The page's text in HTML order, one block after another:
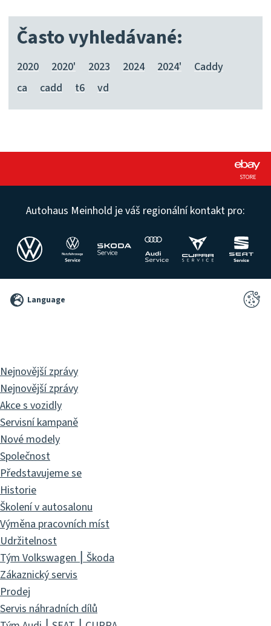
Často vyhledávané:
2020 2020' 2023 2024 2024'
Caddy
ca
cadd t6 vd
STORE
Autohaus Meinhold je váš regionální kontakt pro:
2026 Language
Nejnovější zprávy
Nejnovější zprávy
Akce s vozidly
Servisní kampaně
Nové modely
Společnost
Představujeme se
Historie
Školení v autosalonu
Výměna pracovních míst
Udržitelnost
Tým Volkswagen ⎮ Škoda
Zákaznický servis
Prodej
Servis náhradních dílů